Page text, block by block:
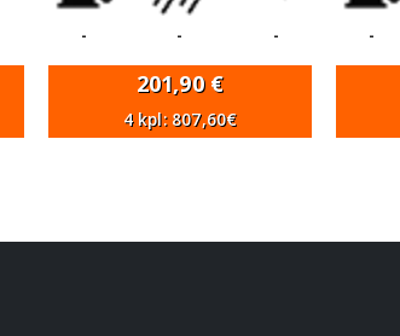
- - -
201,90 €
4 kpl: 807,60€
-